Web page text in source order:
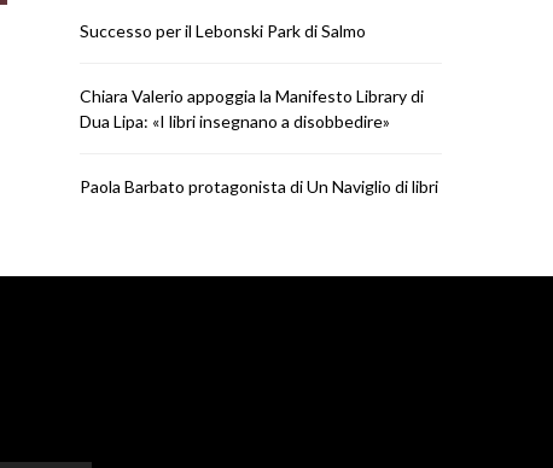
Paola Barbato protagonista di
Un Naviglio di libri
Valeria Parrella
Successo per il Lebonski Park di Salmo
Chiara Valerio appoggia la Manifesto Library di
Dua Lipa: «I libri insegnano a disobbedire»
Paola Barbato protagonista di Un Naviglio di libri